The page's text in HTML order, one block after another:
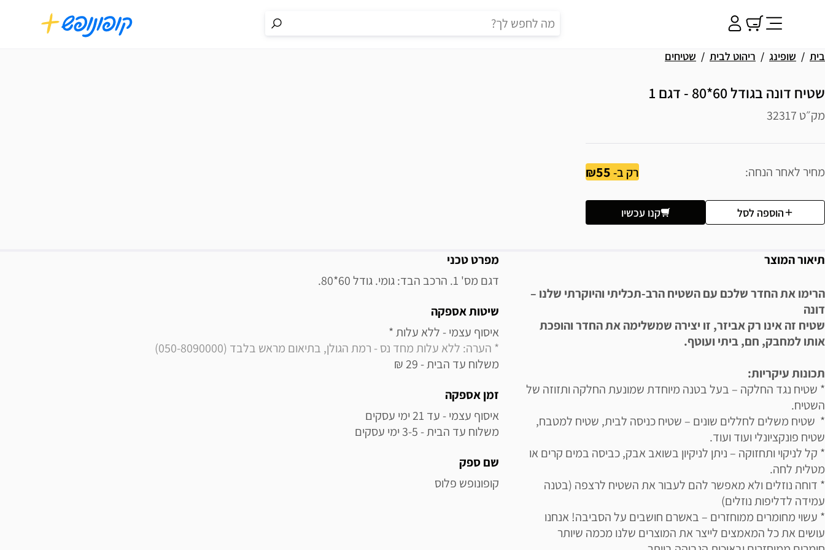
בית שופינג ריהוט לבית שטיחים
שטיח דונה בגודל 60*80 - דגם 1
מק״ט 32317
מחיר לאחר הנחה רק ב-55
הוספה לסל קנו עכשיו
תיאור המוצר
הרימו את החדר שלכם עם השטיח הרב-תכליתי והיוקרתי שלנו –
דונה
שטיח זה אינו רק אביזר, זו יצירה שמשלימה את החדר והופכת
אותו למחבק, חם, ביתי ועוטף.
תכונות עיקריות:
* שטיח נגד החלקה – בעל בטנה מיוחדת שמונעת החלקה ותזוזה של
השטיח.
* שטיח משלים לחללים שונים – שטיח כניסה לבית, שטיח למטבח,
שטיח פונקציונלי ועוד ועוד.
* קל לניקוי ותחזוקה – ניתן לניקיון בשואב אבק, כביסה במים קרים או
מטלית לחה.
* דוחה נוזלים ולא מאפשר להם לעבור את השטיח לרצפה (בטנה
עמידה לדליפות נוזלים)
* עשוי מחומרים ממוחזרים – באשרם חושבים על הסביבה! אנחנו
עושים את כל המאמצים לייצר את המוצרים שלנו מכמה שיותר
מידע נוסף
מפרט טכני
דגם מס' 1. הרכב הבד: גומי. גודל 60*80.
שיטות אספקה
איסוף עצמי - ללא עלות *
* הערה: ללא עלות מחד נס - רמת הגולן, בתיאום מראש בלבד (050-8090000)
משלוח עד הבית - 29 ₪
זמן אספקה
משלוח עד הבית - 3-5 ימי עסקים
שם ספק
קופונופש פלוס